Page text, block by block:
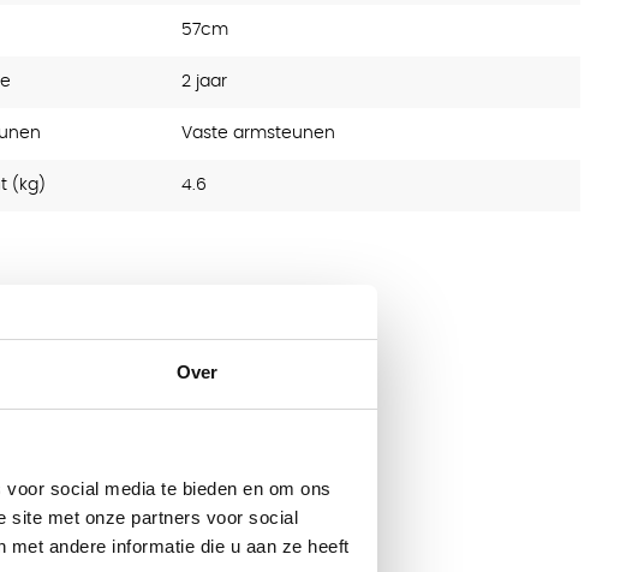
Over
social media te bieden en om ons
site met onze partners voor social
andere informatie die u aan ze heeft
57cm
2 jaar
Vaste armsteunen
(kg) 4.6